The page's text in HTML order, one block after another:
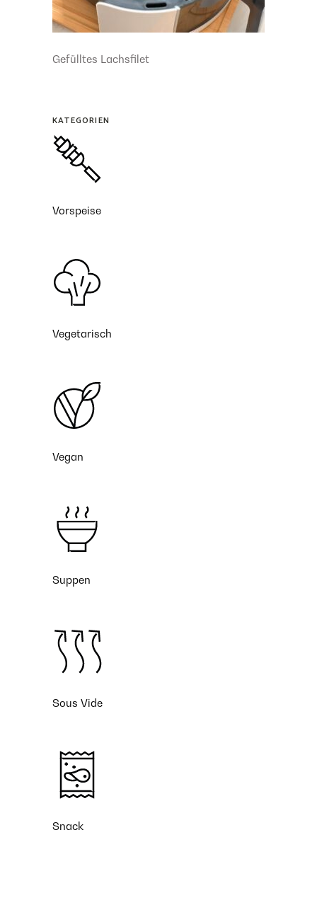
Gefülltes Lachsfilet
KATEGORIEN
Vorspeise
Vegetarisch
Vegan
Suppen
Sous Vide
Snack